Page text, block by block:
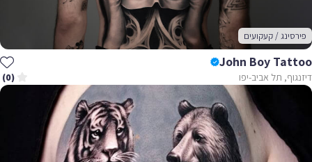
פירסינג / קעקועים
John Boy Tattoo
דיזנגוף, תל אביב-יפו (0)